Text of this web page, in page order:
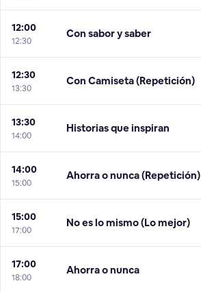
12:00
12:30
Con sabor y saber
12:30
13:30
Con Camiseta (Repetición)
13:30
14:00
Historias que inspiran
14:00
15:00
Ahorra o nunca (Repetición)
15:00
17:00
No es lo mismo (Lo mejor)
17:00
18:00
Ahorra o nunca